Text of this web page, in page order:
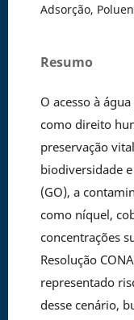
Adsorção,
Resumo
O acesso à
como direito
preservação
biodiversidade
(GO), a
como níquel,
concentrações
Resolução
representado
desse cenário,